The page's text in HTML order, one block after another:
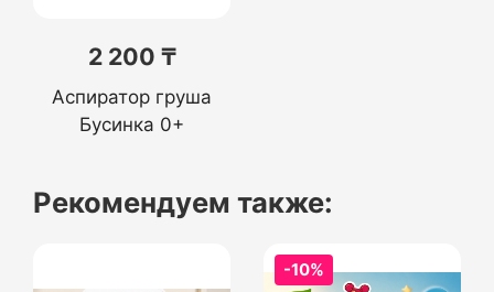
2 200 ₸
Аспиратор груша
Бусинка 0+
Рекомендуем также:
-10%